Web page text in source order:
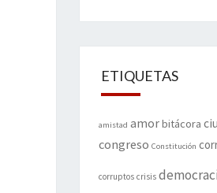
ETIQUETAS
amistad amorbitácora
congreso Constitución
corruptos crisis